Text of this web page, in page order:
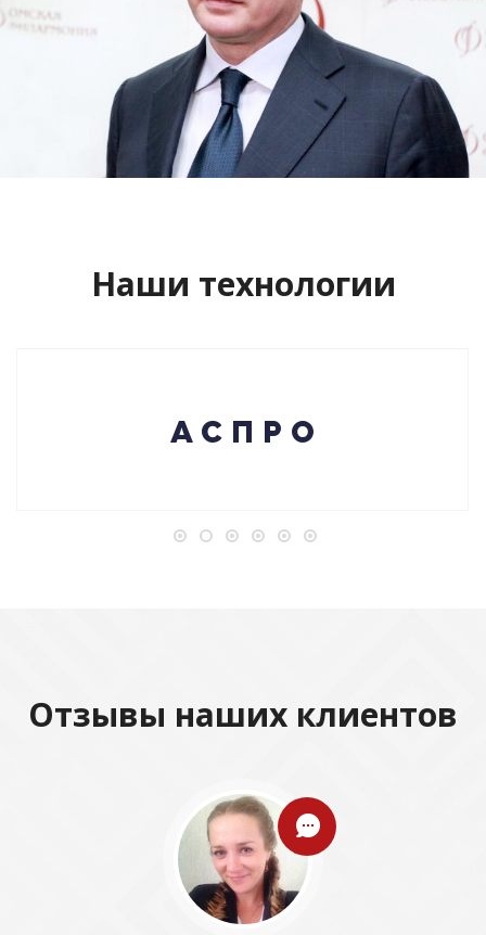
Сайт кандидата в губернаторы
Буркова Александра Леонидовича
Смотреть проект
Наши технологии
Отзывы наших клиентов